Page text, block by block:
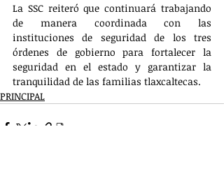
La SSC reiteró que continuará trabajando
de manera coordinada con las
instituciones de seguridad de los tres
órdenes de gobierno para fortalecer la
seguridad en el estado y garantizar la
tranquilidad de las familias tlaxcaltecas.
PRINCIPAL